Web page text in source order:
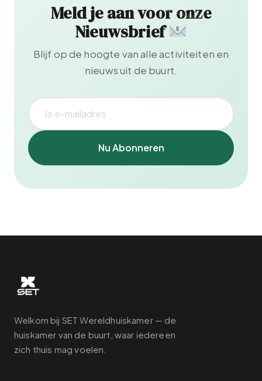
Meld je aan voor onze
Nieuwsbrief
Blijf op de hoogte van alle activiteiten en
nieuws uit de buurt.
Nu Abonneren
Welkom bij SET Wereldhuiskamer — de
huiskamer van de buurt, waar iedereen
zich thuis mag voelen.